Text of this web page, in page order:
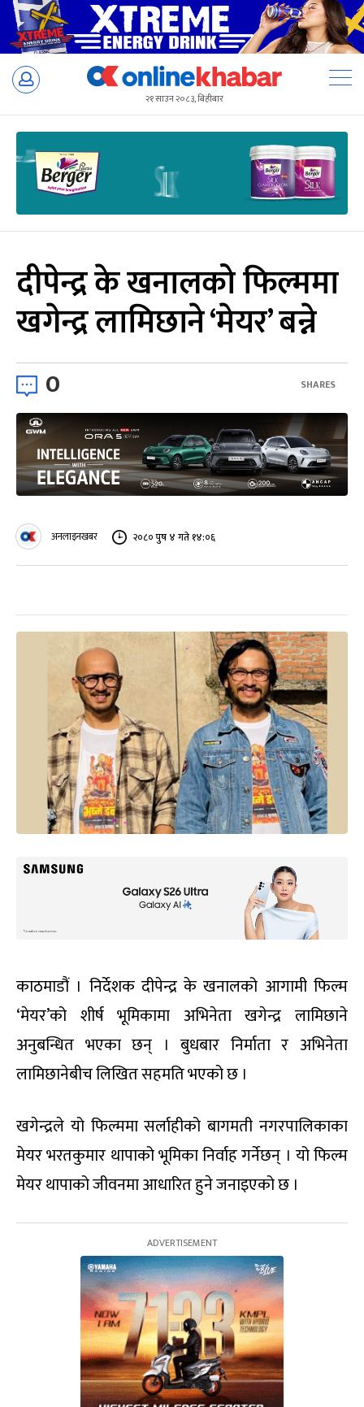
Skip
२१ साउन २०८३, बिहीबार
दीपेन्द्र के खनालको फिल्ममा
खगेन्द्र लामिछाने ‘मेयर’ बन्ने
0 SHARES
अनलाइनखबर २०८० पुष ४ गते १४:०६
काठमाडौं । निर्देशक दीपेन्द्र के खनालको आगामी फिल्म
‘मेयर’को शीर्ष भूमिकामा अभिनेता खगेन्द्र लामिछाने
अनुबन्धित भएका छन् । बुधबार निर्माता र अभिनेता
लामिछानेबीच लिखित सहमति भएको छ ।
खगेन्द्रले यो फिल्ममा सर्लाहीको बागमती नगरपालिकाका
मेयर भरतकुमार थापाको भूमिका निर्वाह गर्नेछन् । यो फिल्म
मेयर थापाको जीवनमा आधारित हुने जनाइएको छ ।